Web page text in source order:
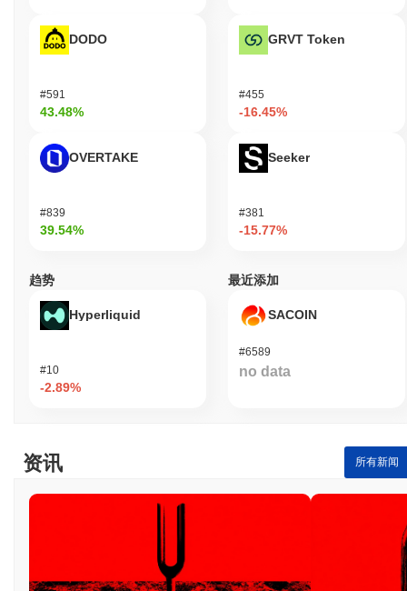
分歧。团队通过实施更透明的治理框架来解决这一问题，允许社区
对关键提案和预算分配进行投票。此举旨在增强持有者之间的信任
进行持续审计，并建立了漏洞奖励计划，以鼓励社区参与识别和解
决安全问题。与许多加密货币一样，持续的风险包括市场波动和监
这些风险。
场洞察
LarryCoin (LARRY) 在 centralized and decentralized 加密货币交易
所广泛可用。
LarryCoin 当前的日交易量是多少?
截至过去24小时,LarryCoin 的交易量为 CN¥0.00
与更广泛的加密市场相比,LarryCoin 的表现如何?
在过去7天里,LarryCoin 上涨了
。这表明相对于更广泛的市场势头,LARRY 的价格走势
暂时滞后。
DODO
#591
43.48%
OVERTAKE
#839
39.54%
GRVT Token
#455
-16.45%
Seeker
#381
-15.77%
趋势
Hyperliquid
#10
-2.89%
最近添加
SACOIN
#6589
no data
资讯 所有新闻